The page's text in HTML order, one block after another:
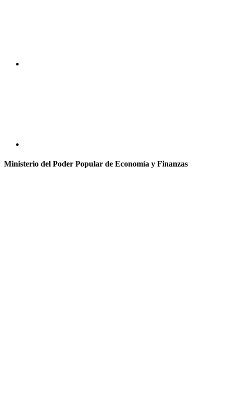
Ministerio del Poder Popular de Economía y Finanzas